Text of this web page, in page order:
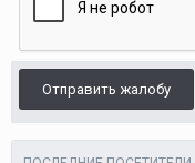
Отправить жалобу